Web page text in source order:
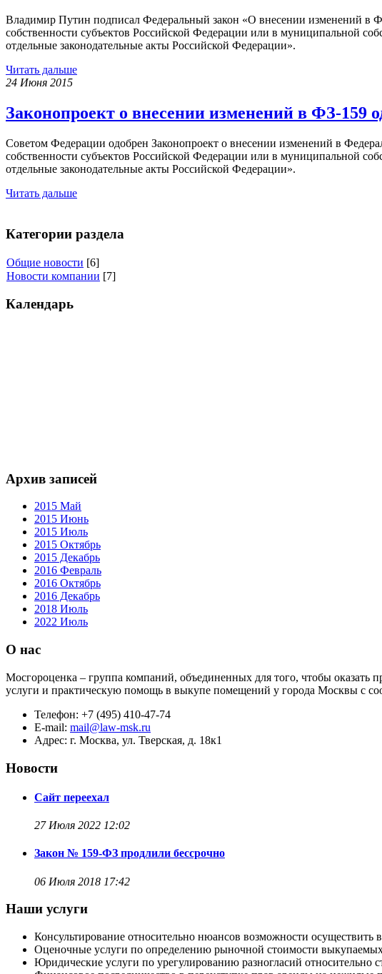
Владимир Путин подписал Федеральный закон «О внесении изменений в
собственности субъектов Российской Федерации или в муниципальной
отдельные законодательные акты Российской Федерации».
Читать дальше
24 Июня 2015
Законопроект о внесении изменений в ФЗ-159
Советом Федерации одобрен Законопроект о внесении изменений в
собственности субъектов Российской Федерации или в муниципальной
отдельные законодательные акты Российской Федерации».
Читать дальше
Категории раздела
Общие новости [6]
Новости компании [7]
Календарь
Архив записей
2015 Май
2015 Июнь
2015 Июль
2015 Октябрь
2015 Декабрь
2016 Февраль
2016 Октябрь
2016 Декабрь
2018 Июль
2022 Июль
О нас
Мосгороценка – группа компаний, объединенных для того, чтобы оказать
услуги и практическую помощь в выкупе помещений у города Москвы с
Телефон: +7 (495) 410-47-74
E-mail: mail@law-msk.ru
Адрес: г. Москва, ул. Тверская, д. 18к1
Новости
Сайт переехал
27 Июля 2022 12:02
Закон № 159-ФЗ продлили бессрочно
06 Июля 2018 17:42
Наши услуги
Консультирование относительно нюансов возможности
Оценочные услуги по определению рыночной стоимости
Юридические услуги по урегулированию разногласий относительно